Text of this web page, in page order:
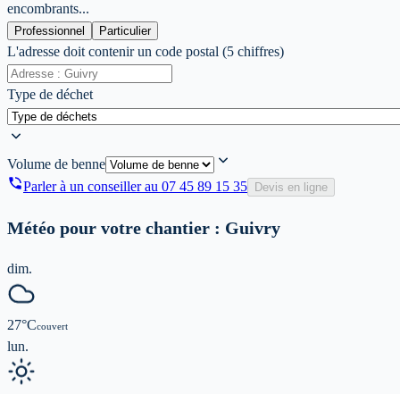
encombrants...
Professionnel Particulier
L'adresse doit contenir un code postal (5 chiffres)
Type de déchet
Volume de benne
Parler à un conseiller au 07 45 89 15 35 Devis en ligne
Météo pour votre chantier : Guivry
dim.
27°Ccouvert
lun.